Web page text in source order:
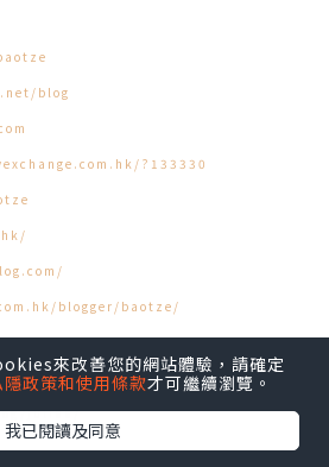
blog
?133330
blogger/baotze/
?28361
juliaa/
來改善您的網站體驗，請確定
隱政策和使用條款才可繼續瀏覽。
我已閱讀及同意